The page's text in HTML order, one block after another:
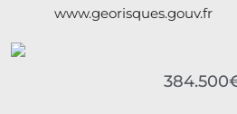
www.georisques.gouv.fr